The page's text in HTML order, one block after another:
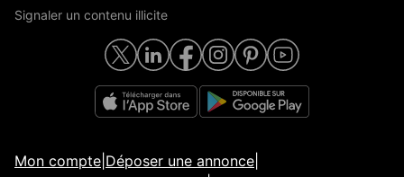
Signaler un contenu illicite
Mon compte Déposer une annonce